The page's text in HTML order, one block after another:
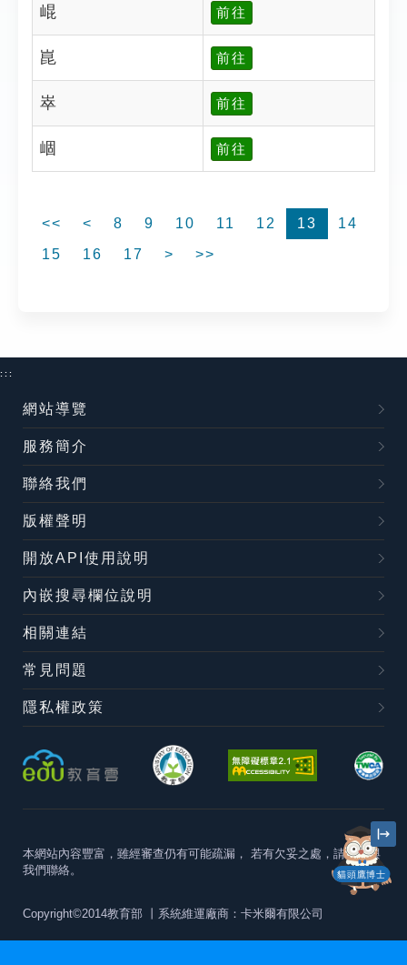
崐 前往
崑 前往
崒 前往
崓 前往
<< < 8 9 10 11 12 13
14
15
16 17 > >>
貓頭鷹博士
:::
網站導覽
服務簡介
聯絡我們
版權聲明
開放API使用說明
內嵌搜尋欄位說明
相關連結
常見問題
隱私權政策
本網站內容豐富，雖經審查仍有可能疏漏， 若有欠妥之處，請隨時與
我們聯絡。
Copyright©2014教育部 丨系統維運廠商：卡米爾有限公司